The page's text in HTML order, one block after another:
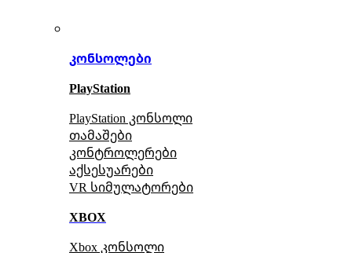
კონსოლები
PlayStation
PlayStation კონსოლი
თამაშები
კონტროლერები
აქსესუარები
VR სიმულატორები
XBOX
Xbox კონსოლი